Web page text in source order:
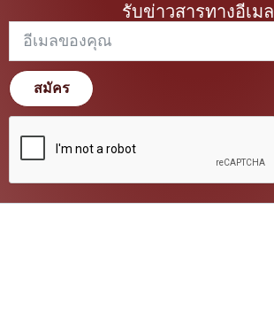
รับข่าวสารทางอีเมล
สมัคร